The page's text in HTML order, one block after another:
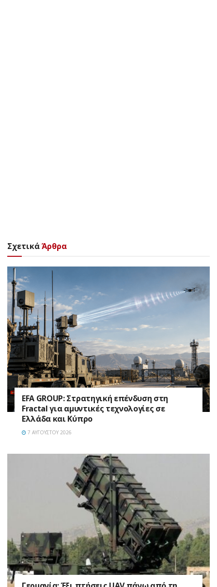
ΣχετικάΆρθρα
EFA GROUP: Στρατηγική επένδυση στη
Fractal για αμυντικές τεχνολογίες σε
Ελλάδα και Κύπρο
7 ΑΥΓΟΎΣΤΟΥ 2026